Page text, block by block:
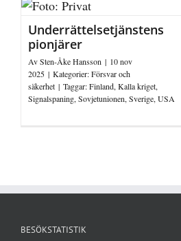
Underrättelsetjänstens
pionjärer
AvSten-Åke Hansson | 10 nov
2025 | Kategorier:Försvar och
säkerhet | Taggar:Finland, Kalla kriget,
Signalspaning, Sovjetunionen, Sverige, USA
BESÖKSTATISTIK